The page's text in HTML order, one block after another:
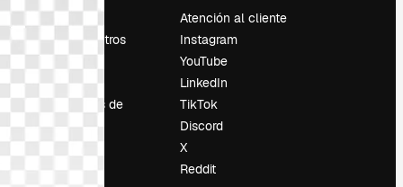
Sobre nosotros
Empleo
Tendencias de
búsqueda
Atención al cliente
Instagram
YouTube
LinkedIn
TikTok
Discord
X
Reddit